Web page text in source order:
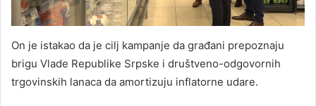
On je istakao da je cilj kampanje da građani prepoznaju
brigu Vlade Republike Srpske i društveno-odgovornih
trgovinskih lanaca da amortizuju inflatorne udare.